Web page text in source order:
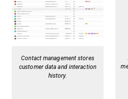
Contact management stores
customer data and interaction
history.